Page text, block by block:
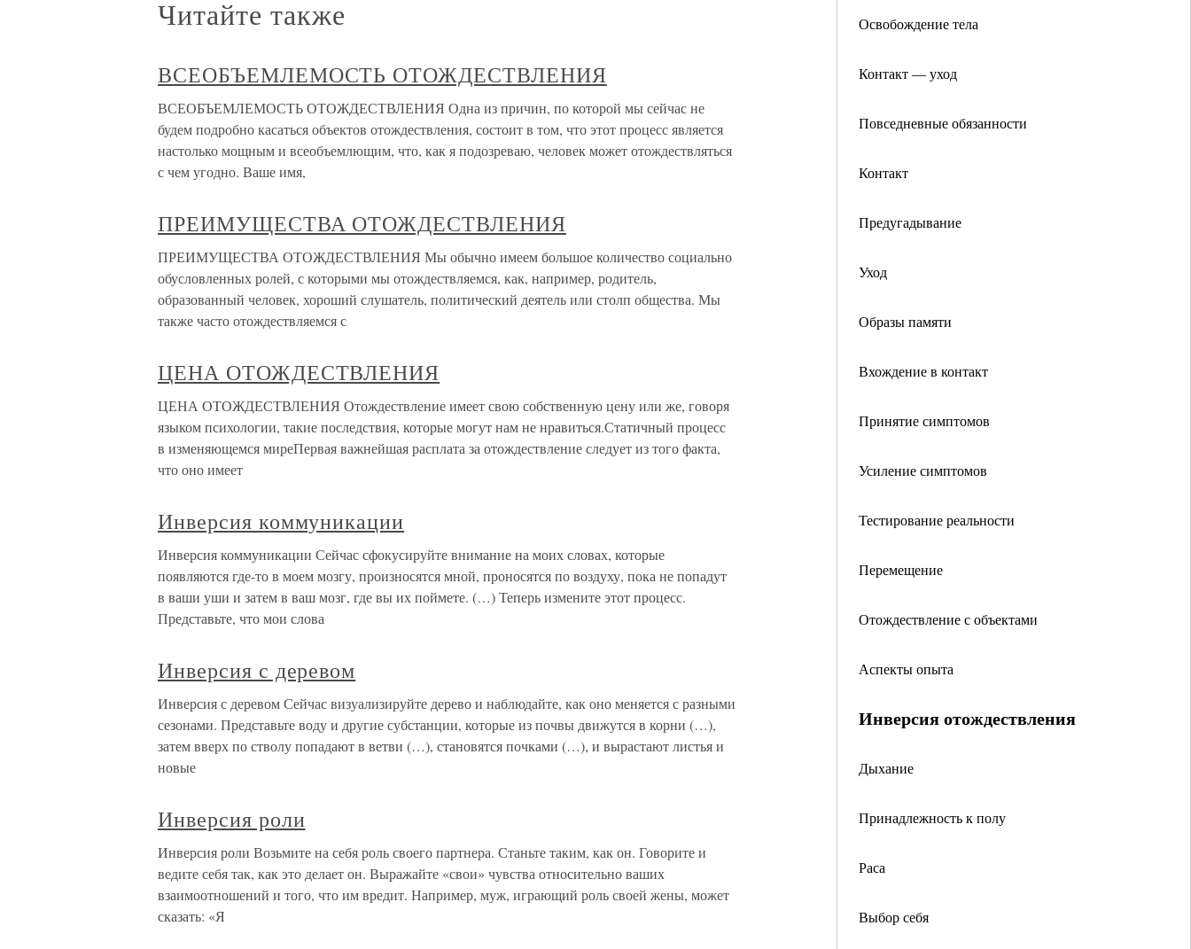
Освобождение тела
Контакт — уход
Повседневные обязанности
Контакт
Предугадывание
Уход
Образы памяти
Вхождение в контакт
Принятие симптомов
Усиление симптомов
Тестирование реальности
Перемещение
Отождествление с объектами
Аспекты опыта
Инверсия отождествления
Дыхание
Принадлежность к полу
Раса
Выбор себя
Читайте также
ВСЕОБЪЕМЛЕМОСТЬ ОТОЖДЕСТВЛЕНИЯ
ВСЕОБЪЕМЛЕМОСТЬ ОТОЖДЕСТВЛЕНИЯ Одна из причин, по которой мы сейчас не
будем подробно касаться объектов отождествления, состоит в том, что этот процесс является
настолько мощным и всеобъемлющим, что, как я подозреваю, человек может отождествляться
с чем угодно. Ваше имя,
ПРЕИМУЩЕСТВА ОТОЖДЕСТВЛЕНИЯ
ПРЕИМУЩЕСТВА ОТОЖДЕСТВЛЕНИЯ Мы обычно имеем большое количество социально
обусловленных ролей, с которыми мы отождествляемся, как, например, родитель,
образованный человек, хороший слушатель, политический деятель или столп общества. Мы
также часто отождествляемся с
ЦЕНА ОТОЖДЕСТВЛЕНИЯ
ЦЕНА ОТОЖДЕСТВЛЕНИЯ Отождествление имеет свою собственную цену или же, говоря
языком психологии, такие последствия, которые могут нам не нравиться.Статичный процесс
в изменяющемся миреПервая важнейшая расплата за отождествление следует из того факта,
что оно имеет
Инверсия коммуникации
Инверсия коммуникации Сейчас сфокусируйте внимание на моих словах, которые
появляются где-то в моем мозгу, произносятся мной, проносятся по воздуху, пока не попадут
в ваши уши и затем в ваш мозг, где вы их поймете. (…) Теперь измените этот процесс.
Представьте, что мои слова
Инверсия с деревом
Инверсия с деревом Сейчас визуализируйте дерево и наблюдайте, как оно меняется с разными
сезонами. Представьте воду и другие субстанции, которые из почвы движутся в корни (…),
затем вверх по стволу попадают в ветви (…), становятся почками (…), и вырастают листья и
новые
Инверсия роли
Инверсия роли Возьмите на себя роль своего партнера. Станьте таким, как он. Говорите и
ведите себя так, как это делает он. Выражайте «свои» чувства относительно ваших
взаимоотношений и того, что им вредит. Например, муж, играющий роль своей жены, может
сказать: «Я